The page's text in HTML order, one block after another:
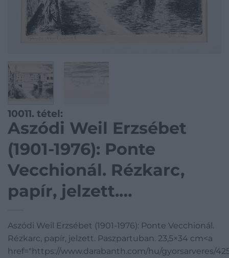
10011. tétel:
Aszódi Weil Erzsébet
(1901-1976): Ponte
Vecchionál. Rézkarc,
papír, jelzett.
cm
Aszódi Weil Erzsébet (1901-1976): Ponte Vecchionál.
Rézkarc, papír, jelzett. Paszpartuban. 23,5×34 cm<a
href="https://www.darabanth.com/hu/gyorsarveres/